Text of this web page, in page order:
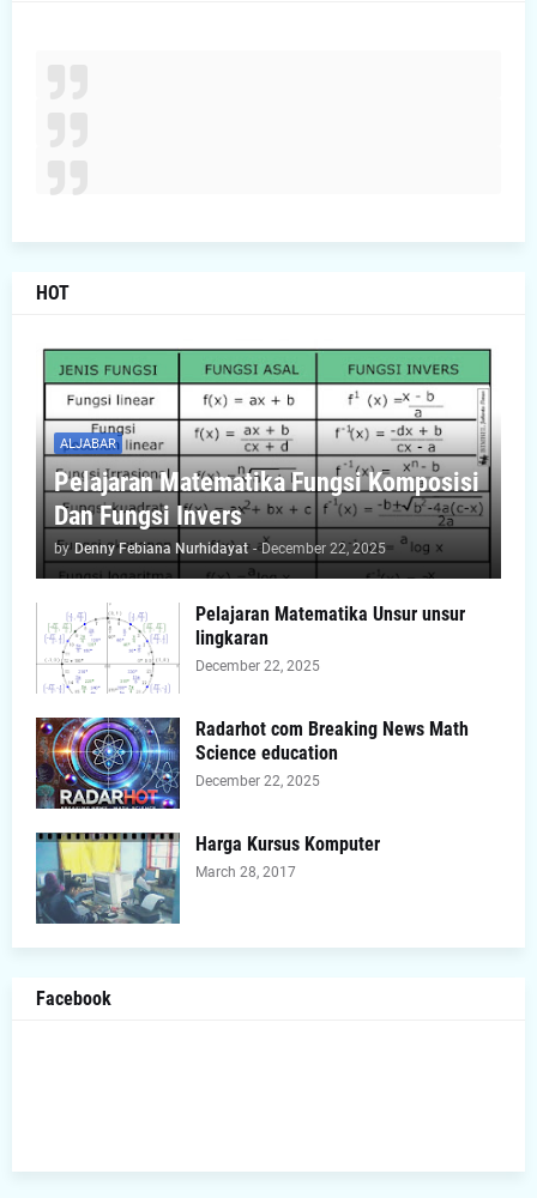
HOT
ALJABAR
Pelajaran Matematika Fungsi Komposisi
Dan Fungsi Invers
by Denny Febiana Nurhidayat - December 22, 2025
Pelajaran Matematika Unsur unsur
lingkaran
December 22, 2025
Radarhot com Breaking News Math
Science education
December 22, 2025
Harga Kursus Komputer
March 28, 2017
Facebook